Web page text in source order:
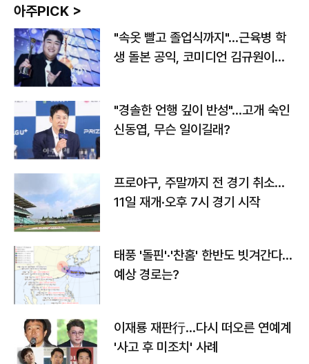
아주PICK >
"속옷 빨고 졸업식까지"…근육병 학
생 돌본 공익, 코미디언 김규원이었
"경솔한 언행 깊이 반성"…고개 숙인
신동엽, 무슨 일이길래?
프로야구, 주말까지 전 경기 취소…
11일 재개·오후 7시 경기 시작
태풍 '돌핀'·'찬홈' 한반도 빗겨간다…
예상 경로는?
이재룡 재판行…다시 떠오른 연예계
'사고 후 미조치' 사례